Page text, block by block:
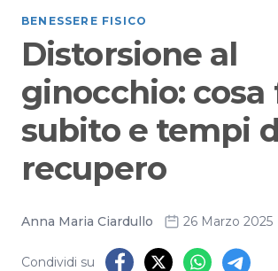
BENESSERE FISICO
Distorsione al
ginocchio: cosa
subito e tempi
recupero
Anna Maria Ciardullo 26 Marzo 2025
Condividi su